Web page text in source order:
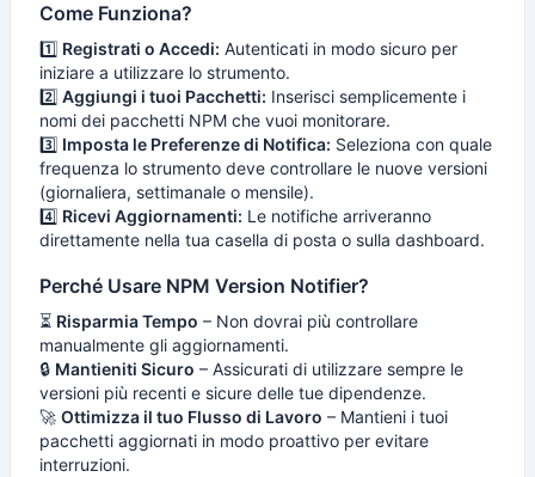
Come Funziona?
1️⃣ Registrati o Accedi: Autenticati in modo sicuro per
iniziare a utilizzare lo strumento.
2️⃣ Aggiungi i tuoi Pacchetti: Inserisci semplicemente i
nomi dei pacchetti NPM che vuoi monitorare.
3️⃣ Imposta le Preferenze di Notifica: Seleziona con quale
frequenza lo strumento deve controllare le nuove versioni
(giornaliera, settimanale o mensile).
4️⃣ Ricevi Aggiornamenti: Le notifiche arriveranno
direttamente nella tua casella di posta o sulla dashboard.
Perché Usare NPM Version Notifier?
⏳ Risparmia Tempo – Non dovrai più controllare
manualmente gli aggiornamenti.
🔒 Mantieniti Sicuro – Assicurati di utilizzare sempre le
versioni più recenti e sicure delle tue dipendenze.
🚀 Ottimizza il tuo Flusso di Lavoro – Mantieni i tuoi
pacchetti aggiornati in modo proattivo per evitare
interruzioni.